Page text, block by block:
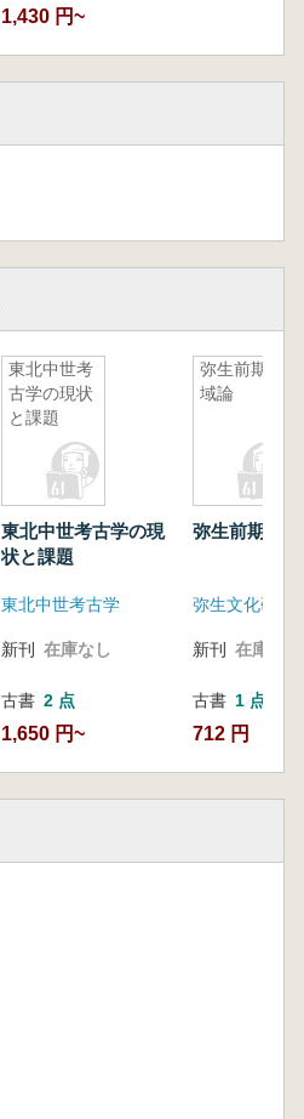
1,430 円~
東北中世考
古学の現状
と課題
東北中世考古学の現
状と課題
東北中世考古学
新刊 在庫なし
古書 2 点
1,650 円~
弥生前期地
域論
弥生前期地
新刊 在庫なし
古書 1 点
712 円